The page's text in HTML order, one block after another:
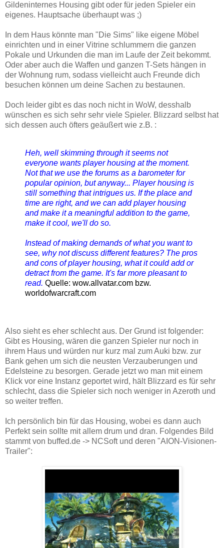
Gildeninternes Housing gibt oder für jeden Spieler ein
eigenes. Hauptsache überhaupt was ;)
In dem Haus könnte man "Die Sims" like eigene Möbel
einrichten und in einer Vitrine schlummern die ganzen
Pokale und Urkunden die man im Laufe der Zeit bekommt.
Oder aber auch die Waffen und ganzen T-Sets hängen in
der Wohnung rum, sodass vielleicht auch Freunde dich
besuchen können um deine Sachen zu bestaunen.
Doch leider gibt es das noch nicht in WoW, desshalb
wünschen es sich sehr sehr viele Spieler. Blizzard selbst hat
sich dessen auch öfters geäußert wie z.B. :
Heh, well skimming through it seems not
everyone wants player housing at the moment.
Not that we use the forums as a barometer for
popular opinion, but anyway... Player housing is
still something that intrigues us. If the place and
time are right, and we can add player housing
and make it a meaningful addition to the game,
make it cool, we'll do so.
Instead of making demands of what you want to
see, why not discuss different features? The pros
and cons of player housing, what it could add or
detract from the game. It's far more pleasant to
read. Quelle: wow.allvatar.com bzw.
worldofwarcraft.com
Also sieht es eher schlecht aus. Der Grund ist folgender:
Gibt es Housing, wären die ganzen Spieler nur noch in
ihrem Haus und würden nur kurz mal zum Auki bzw. zur
Bank gehen um sich die neusten Verzauberungen und
Edelsteine zu besorgen. Gerade jetzt wo man mit einem
Klick vor eine Instanz geportet wird, hält Blizzard es für sehr
schlecht, dass die Spieler sich noch weniger in Azeroth und
so weiter treffen.
Ich persönlich bin für das Housing, wobei es dann auch
Perfekt sein sollte mit allem drum und dran. Folgendes Bild
stammt von buffed.de -> NCSoft und deren "AION-Visionen-
Trailer":